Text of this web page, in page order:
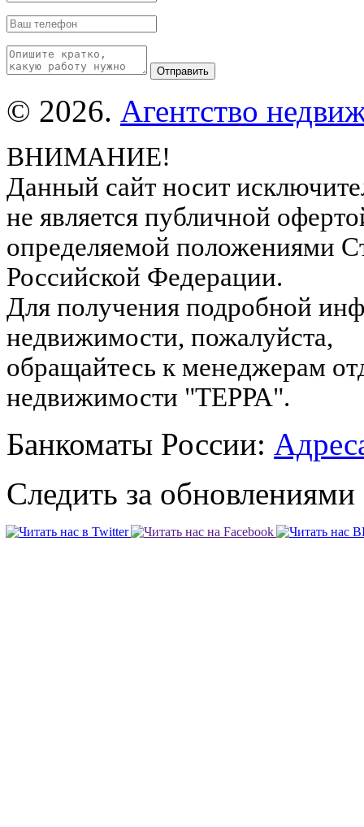
© 2026. Агентство
ВНИМАНИЕ!
Данный сайт носит
не является публичной
определяемой положениями
Российской Федерации.
Для получения подробной
недвижимости, пожалуйста,
обращайтесь к менеджерам
недвижимости "ТЕРРА".
Банкоматы России:
Следить за обновлениями